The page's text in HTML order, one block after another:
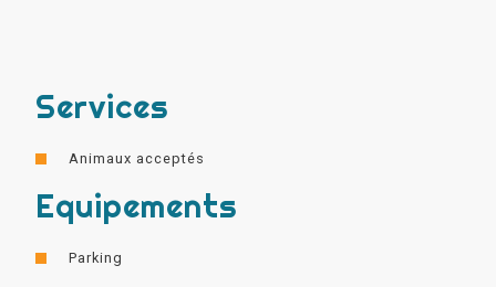
Services
Animaux acceptés
Equipements
Parking